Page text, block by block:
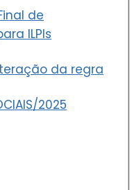
de
ILPIs
da regra
2025